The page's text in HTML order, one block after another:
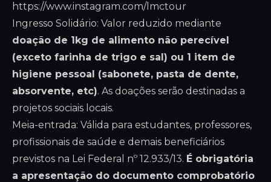
https://www.instagram.com/lmctour
Ingresso Solidário: Valor reduzido mediante
doação de 1kg de alimento não perecível
(exceto farinha de trigo e sal) ou 1 item de
higiene pessoal (sabonete, pasta de dente,
absorvente, etc). As doações serão destinadas a
projetos sociais locais.
Meia-entrada: Válida para estudantes, professores,
profissionais de saúde e demais beneficiários
previstos na Lei Federal nº 12.933/13. É obrigatória
a apresentação do documento comprobatório